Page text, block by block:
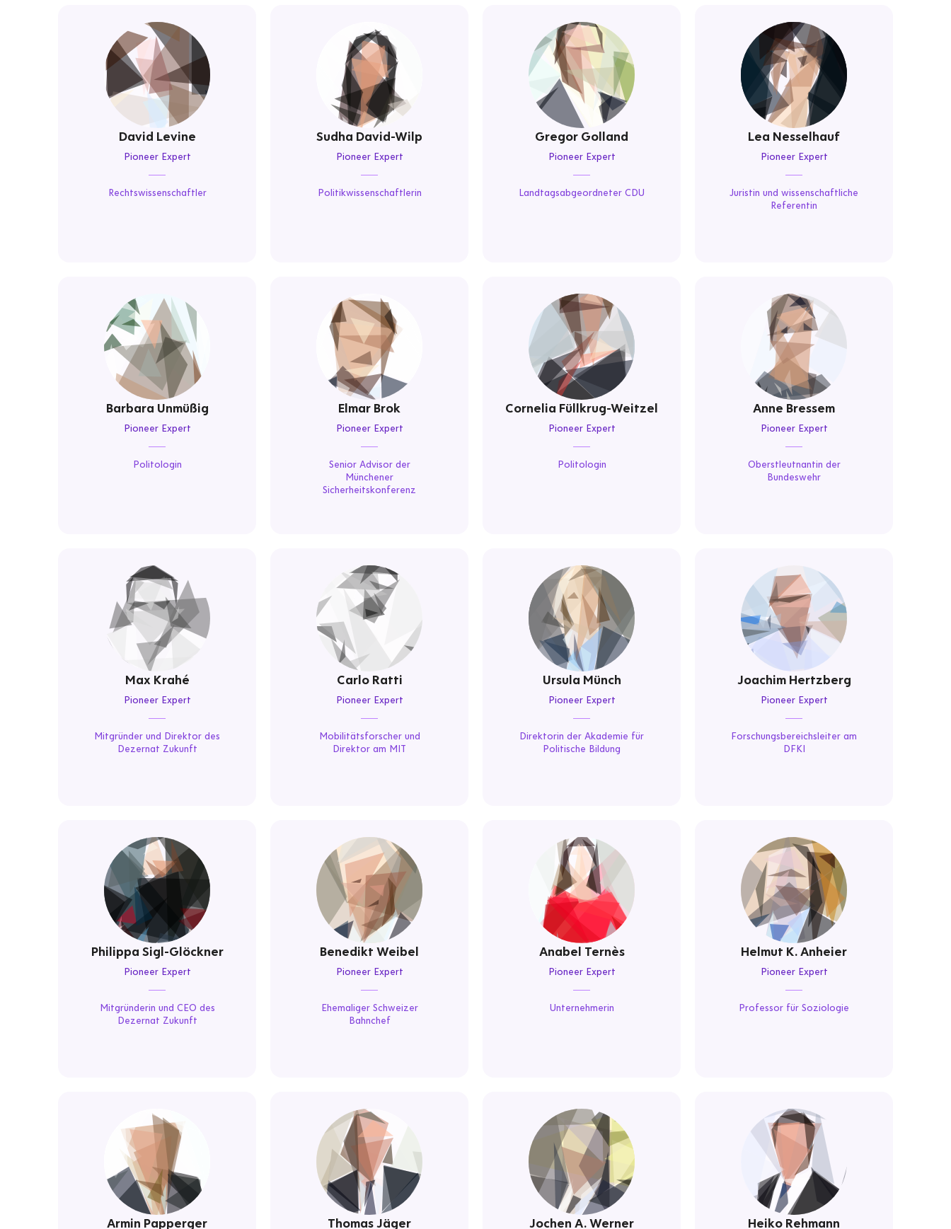
David Levine
Pioneer Expert
Rechtswissenschaftler
Sudha David-Wilp
Pioneer Expert
Politikwissenschaftlerin
Gregor Golland
Pioneer Expert
Landtagsabgeordneter CDU
Lea Nesselhauf
Pioneer Expert
Juristin und wissenschaftliche
Referentin
Barbara Unmüßig
Pioneer Expert
Politologin
Elmar Brok
Pioneer Expert
Senior Advisor der
Münchener
Sicherheitskonferenz
Cornelia Füllkrug-Weitzel
Pioneer Expert
Politologin
Anne Bressem
Pioneer Expert
Oberstleutnantin der
Bundeswehr
Max Krahé
Pioneer Expert
Mitgründer und Direktor des
Dezernat Zukunft
Carlo Ratti
Pioneer Expert
Mobilitätsforscher und
Direktor am MIT
Ursula Münch
Pioneer Expert
Direktorin der Akademie für
Politische Bildung
Joachim Hertzberg
Pioneer Expert
Forschungsbereichsleiter am
DFKI
Philippa Sigl-Glöckner
Pioneer Expert
Mitgründerin und CEO des
Dezernat Zukunft
Benedikt Weibel
Pioneer Expert
Ehemaliger Schweizer
Bahnchef
Anabel Ternès
Pioneer Expert
Unternehmerin
Helmut K. Anheier
Pioneer Expert
Professor für Soziologie
Armin Papperger Thomas Jäger Jochen A. Werner Heiko Rehmann